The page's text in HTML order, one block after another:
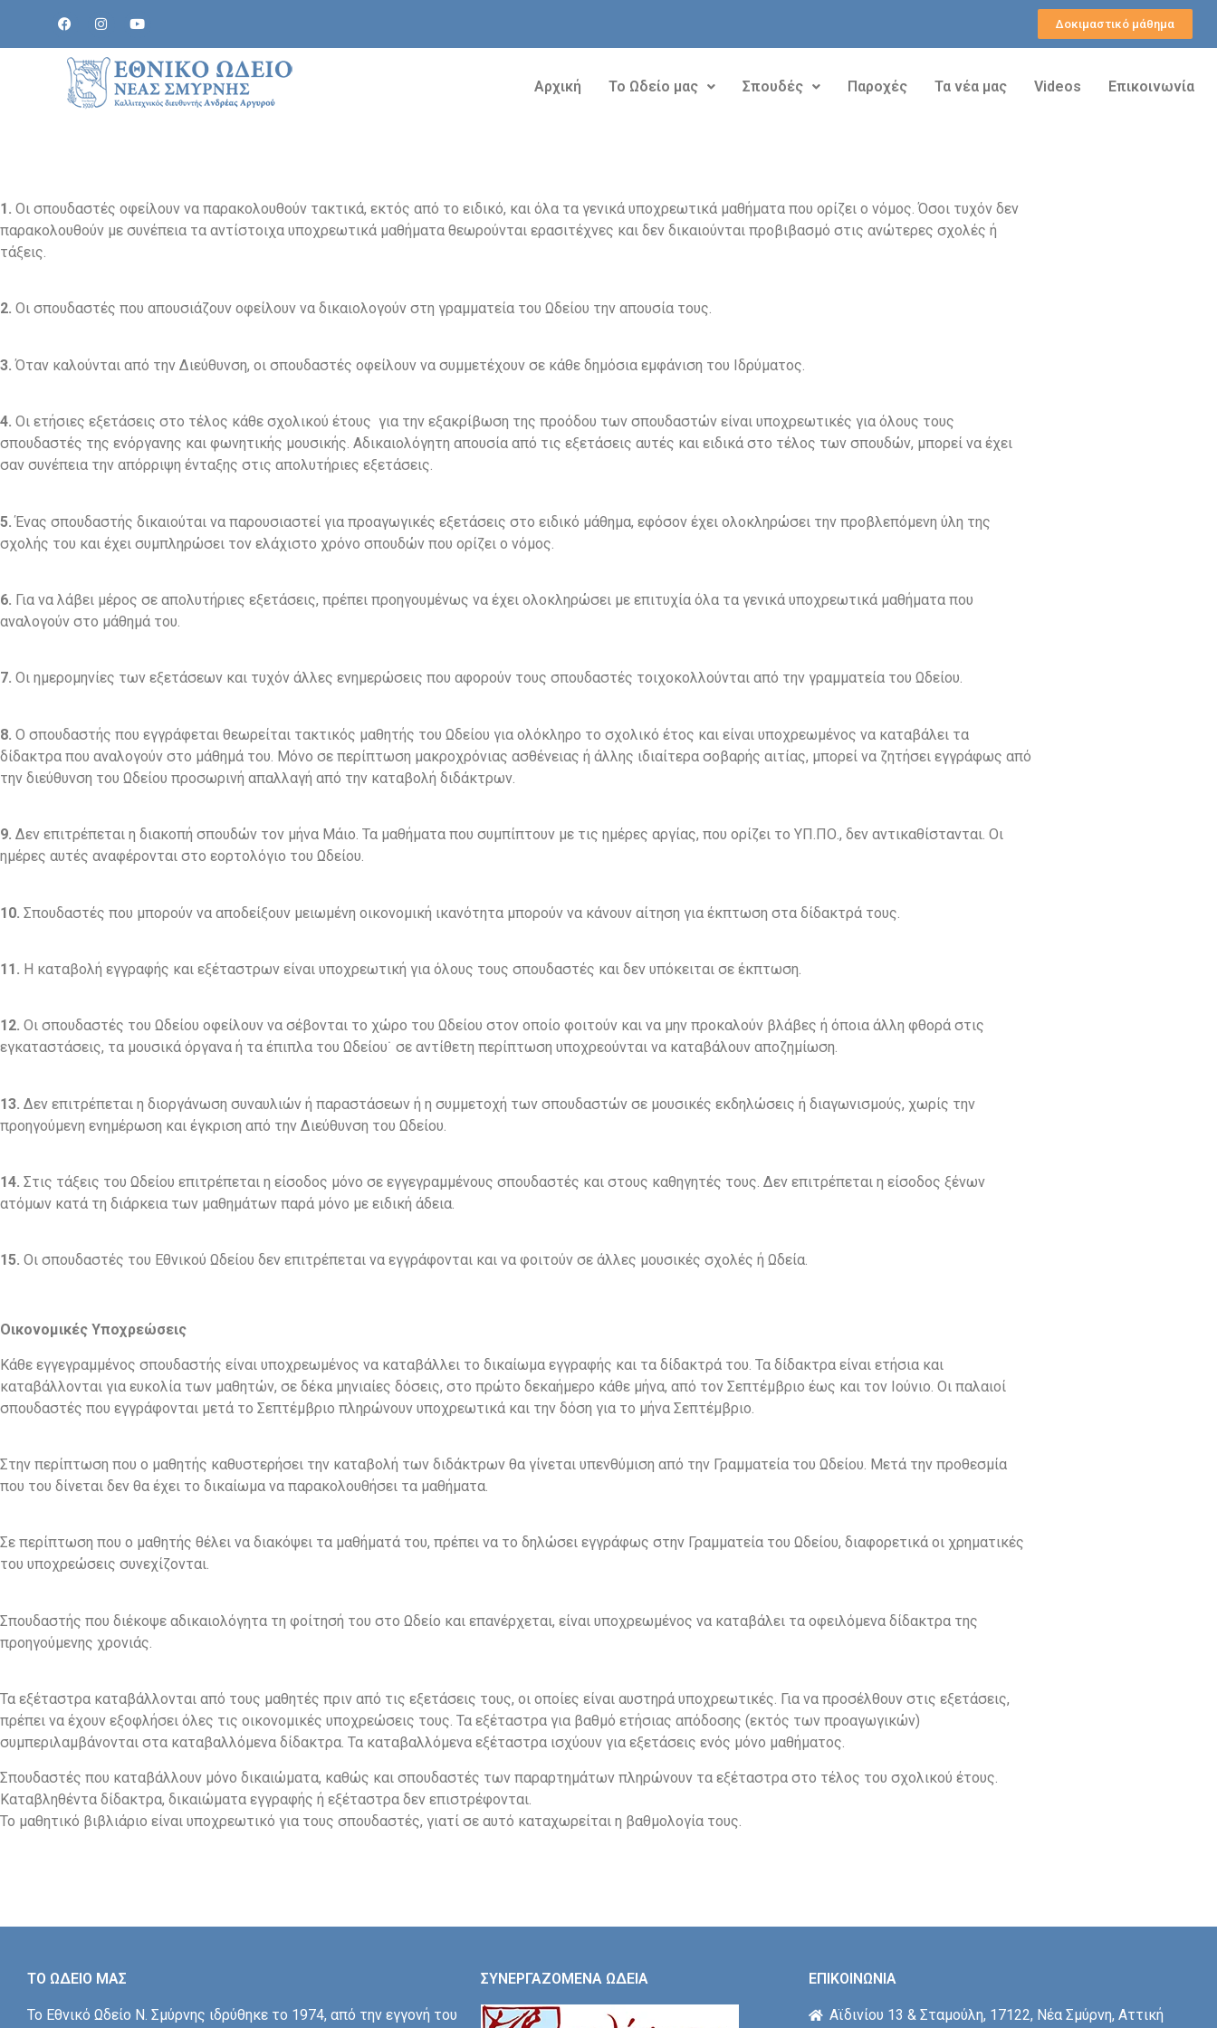
Δοκιμαστικό μάθημα
Αρχική Το Ωδείο μας Σπουδές Παροχές Τα νέα μας Videos Επικοινωνία
1. Οι σπουδαστές οφείλουν να παρακολουθούν τακτικά, εκτός από το ειδικό, και όλα τα γενικά υποχρεωτικά μαθήματα που ορίζει ο νόμος. Όσοι τυχόν δεν
παρακολουθούν με συνέπεια τα αντίστοιχα υποχρεωτικά μαθήματα θεωρούνται ερασιτέχνες και δεν δικαιούνται προβιβασμό στις ανώτερες σχολές ή
τάξεις.
2. Οι σπουδαστές που απουσιάζουν οφείλουν να δικαιολογούν στη γραμματεία του Ωδείου την απουσία τους.
3.Όταν καλούνται από την Διεύθυνση, οι σπουδαστές οφείλουν να συμμετέχουν σε κάθε δημόσια εμφάνιση του Ιδρύματος.
4. Οι ετήσιες εξετάσεις στο τέλος κάθε σχολικού έτους για την εξακρίβωση της προόδου των σπουδαστών είναι υποχρεωτικές για όλους τους
σπουδαστές της ενόργανης και φωνητικής μουσικής. Αδικαιολόγητη απουσία από τις εξετάσεις αυτές και ειδικά στο τέλος των σπουδών, μπορεί να έχει
σαν συνέπεια την απόρριψη ένταξης στις απολυτήριες εξετάσεις.
5.Ένας σπουδαστής δικαιούται να παρουσιαστεί για προαγωγικές εξετάσεις στο ειδικό μάθημα, εφόσον έχει ολοκληρώσει την προβλεπόμενη ύλη της
σχολής του και έχει συμπληρώσει τον ελάχιστο χρόνο σπουδών που ορίζει ο νόμος.
6. Για να λάβει μέρος σε απολυτήριες εξετάσεις, πρέπει προηγουμένως να έχει ολοκληρώσει με επιτυχία όλα τα γενικά υποχρεωτικά μαθήματα που
αναλογούν στο μάθημά του.
7. Οι ημερομηνίες των εξετάσεων και τυχόν άλλες ενημερώσεις που αφορούν τους σπουδαστές τοιχοκολλούνται από την γραμματεία του Ωδείου.
8. Ο σπουδαστής που εγγράφεται θεωρείται τακτικός μαθητής του Ωδείου για ολόκληρο το σχολικό έτος και είναι υποχρεωμένος να καταβάλει τα
δίδακτρα που αναλογούν στο μάθημά του. Μόνο σε περίπτωση μακροχρόνιας ασθένειας ή άλλης ιδιαίτερα σοβαρής αιτίας, μπορεί να ζητήσει εγγράφως από
την διεύθυνση του Ωδείου προσωρινή απαλλαγή από την καταβολή διδάκτρων.
9. Δεν επιτρέπεται η διακοπή σπουδών τον μήνα Μάιο. Τα μαθήματα που συμπίπτουν με τις ημέρες αργίας, που ορίζει το ΥΠ.ΠΟ., δεν αντικαθίστανται. Οι
ημέρες αυτές αναφέρονται στο εορτολόγιο του Ωδείου.
10. Σπουδαστές που μπορούν να αποδείξουν μειωμένη οικονομική ικανότητα μπορούν να κάνουν αίτηση για έκπτωση στα δίδακτρά τους.
11. Η καταβολή εγγραφής και εξέταστρων είναι υποχρεωτική για όλους τους σπουδαστές και δεν υπόκειται σε έκπτωση.
12. Οι σπουδαστές του Ωδείου οφείλουν να σέβονται το χώρο του Ωδείου στον οποίο φοιτούν και να μην προκαλούν βλάβες ή όποια άλλη φθορά στις
εγκαταστάσεις, τα μουσικά όργανα ή τα έπιπλα του Ωδείου˙ σε αντίθετη περίπτωση υποχρεούνται να καταβάλουν αποζημίωση.
13. Δεν επιτρέπεται η διοργάνωση συναυλιών ή παραστάσεων ή η συμμετοχή των σπουδαστών σε μουσικές εκδηλώσεις ή διαγωνισμούς, χωρίς την
προηγούμενη ενημέρωση και έγκριση από την Διεύθυνση του Ωδείου.
14. Στις τάξεις του Ωδείου επιτρέπεται η είσοδος μόνο σε εγγεγραμμένους σπουδαστές και στους καθηγητές τους. Δεν επιτρέπεται η είσοδος ξένων
ατόμων κατά τη διάρκεια των μαθημάτων παρά μόνο με ειδική άδεια.
15. Οι σπουδαστές του Εθνικού Ωδείου δεν επιτρέπεται να εγγράφονται και να φοιτούν σε άλλες μουσικές σχολές ή Ωδεία.
Οικονομικές Υποχρεώσεις
Κάθε εγγεγραμμένος σπουδαστής είναι υποχρεωμένος να καταβάλλει το δικαίωμα εγγραφής και τα δίδακτρά του. Τα δίδακτρα είναι ετήσια και
καταβάλλονται για ευκολία των μαθητών, σε δέκα μηνιαίες δόσεις, στο πρώτο δεκαήμερο κάθε μήνα, από τον Σεπτέμβριο έως και τον Ιούνιο. Οι παλαιοί
σπουδαστές που εγγράφονται μετά το Σεπτέμβριο πληρώνουν υποχρεωτικά και την δόση για το μήνα Σεπτέμβριο.
Στην περίπτωση που ο μαθητής καθυστερήσει την καταβολή των διδάκτρων θα γίνεται υπενθύμιση από την Γραμματεία του Ωδείου. Μετά την προθεσμία
που του δίνεται δεν θα έχει το δικαίωμα να παρακολουθήσει τα μαθήματα.
Σε περίπτωση που ο μαθητής θέλει να διακόψει τα μαθήματά του, πρέπει να το δηλώσει εγγράφως στην Γραμματεία του Ωδείου, διαφορετικά οι χρηματικές
του υποχρεώσεις συνεχίζονται.
Σπουδαστής που διέκοψε αδικαιολόγητα τη φοίτησή του στο Ωδείο και επανέρχεται, είναι υποχρεωμένος να καταβάλει τα οφειλόμενα δίδακτρα της
προηγούμενης χρονιάς.
Τα εξέταστρα καταβάλλονται από τους μαθητές πριν από τις εξετάσεις τους, οι οποίες είναι αυστηρά υποχρεωτικές. Για να προσέλθουν στις εξετάσεις,
πρέπει να έχουν εξοφλήσει όλες τις οικονομικές υποχρεώσεις τους. Τα εξέταστρα για βαθμό ετήσιας απόδοσης (εκτός των προαγωγικών)
συμπεριλαμβάνονται στα καταβαλλόμενα δίδακτρα. Τα καταβαλλόμενα εξέταστρα ισχύουν για εξετάσεις ενός μόνο μαθήματος.
Σπουδαστές που καταβάλλουν μόνο δικαιώματα, καθώς και σπουδαστές των παραρτημάτων πληρώνουν τα εξέταστρα στο τέλος του σχολικού έτους.
Καταβληθέντα δίδακτρα, δικαιώματα εγγραφής ή εξέταστρα δεν επιστρέφονται.
Το μαθητικό βιβλιάριο είναι υποχρεωτικό για τους σπουδαστές, γιατί σε αυτό καταχωρείται η βαθμολογία τους.
ΤΟ ΩΔΕΙΟ ΜΑΣ
Το Εθνικό Ωδείο Ν. Σμύρνης ιδρύθηκε το 1974, από την εγγονή του
ΣΥΝΕΡΓΑΖΟΜΕΝΑ ΩΔΕΙΑ ΕΠΙΚΟΙΝΩΝΙΑ
Αϊδινίου 13 & Σταμούλη, 17122, Νέα Σμύρνη, Αττική